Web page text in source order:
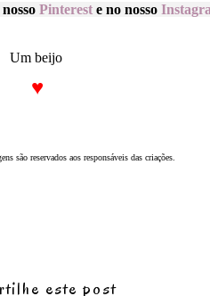
nossoPinterest e no nosso
Um beijo
♥️
são reservados aos responsáveis das criações.
este post